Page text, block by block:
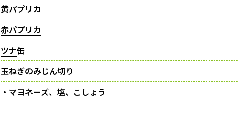
黄パプリカ
赤パプリカ
ツナ缶
玉ねぎのみじん切り
・マヨネーズ、塩、こしょう